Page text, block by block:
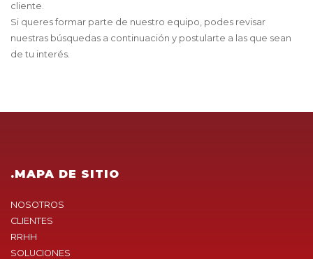
cliente.
Si queres formar parte de nuestro equipo, podes revisar
nuestras búsquedas a continuación y postularte a las que sean
de tu interés.
.MAPA DE SITIO
NOSOTROS
CLIENTES
RRHH
SOLUCIONES